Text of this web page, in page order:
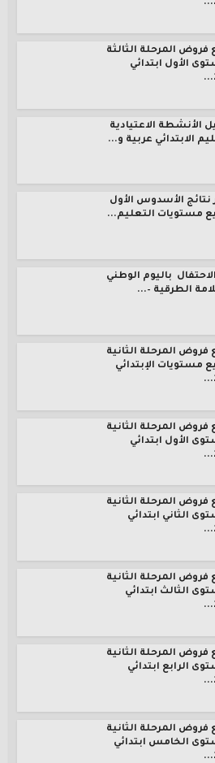
فروض المرحلة الثالثة
الأول ابتدائي
الأنشطة الاعتيادية
الابتدائي عربية و...
نتائج الأسدوس الأول
مستويات التعليم...
باليوم الوطني
الطرقية –...
فروض المرحلة الثانية
مستويات الإبتدائي
فروض المرحلة الثانية
الأول ابتدائي
فروض المرحلة الثانية
الثاني ابتدائي
فروض المرحلة الثانية
الثالث ابتدائي
فروض المرحلة الثانية
الرابع ابتدائي
فروض المرحلة الثانية
الخامس ابتدائي